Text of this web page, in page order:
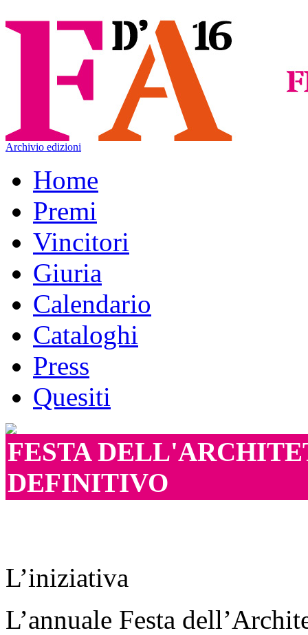
Archivio edizioni
Home
Premi
Vincitori
Giuria
Calendario
Cataloghi
Press
Quesiti
FESTA
DEFINITIVO
L’iniziativa
L’annuale Festa